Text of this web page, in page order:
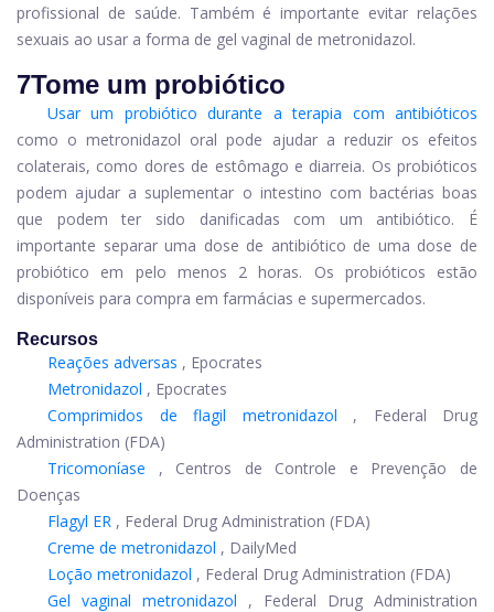
profissional de saúde. Também é importante evitar relações
sexuais ao usar a forma de gel vaginal de metronidazol.
7Tome um probiótico
Usar um probiótico durante a terapia com antibióticos
como o metronidazol oral pode ajudar a reduzir os efeitos
colaterais, como dores de estômago e diarreia. Os probióticos
podem ajudar a suplementar o intestino com bactérias boas
que podem ter sido danificadas com um antibiótico. É
importante separar uma dose de antibiótico de uma dose de
probiótico em pelo menos 2 horas. Os probióticos estão
disponíveis para compra em farmácias e supermercados.
Recursos
Reações adversas , Epocrates
Metronidazol , Epocrates
Comprimidos de flagil metronidazol
, Federal Drug
Administration (FDA)
Tricomoníase
, Centros de Controle e Prevenção de
Doenças
Flagyl ER , Federal Drug Administration (FDA)
Creme de metronidazol , DailyMed
Loção metronidazol , Federal Drug Administration (FDA)
Gel vaginal metronidazol
, Federal Drug Administration